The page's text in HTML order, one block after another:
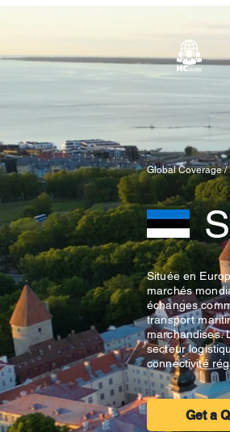
Global Coverage /
Située en
marchés
échanges
transport
marchandises.
secteur
connectivité
Get a